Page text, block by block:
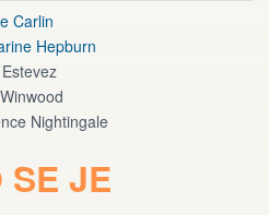
Carlin
Hepburn
Nightingale
SE JE